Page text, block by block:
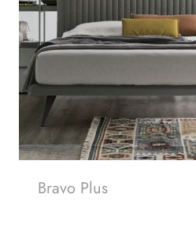
Bravo Plus